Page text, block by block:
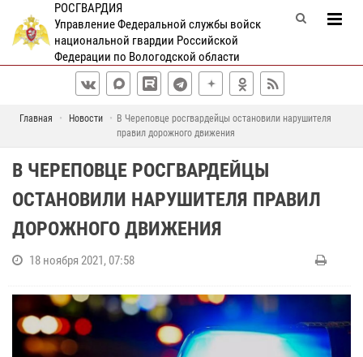
РОСГВАРДИЯ
Управление Федеральной службы войск
национальной гвардии Российской
Федерации по Вологодской области
Главная Новости
В Череповце росгвардейцы остановили нарушителя
правил дорожного движения
В ЧЕРЕПОВЦЕ РОСГВАРДЕЙЦЫ
ОСТАНОВИЛИ НАРУШИТЕЛЯ ПРАВИЛ
ДОРОЖНОГО ДВИЖЕНИЯ
18 ноября 2021, 07:58